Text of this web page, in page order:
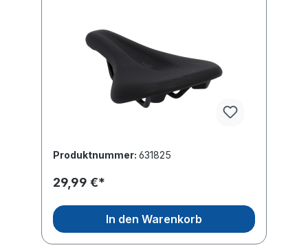
Produktnummer: 631825
29,99 €*
In den Warenkorb